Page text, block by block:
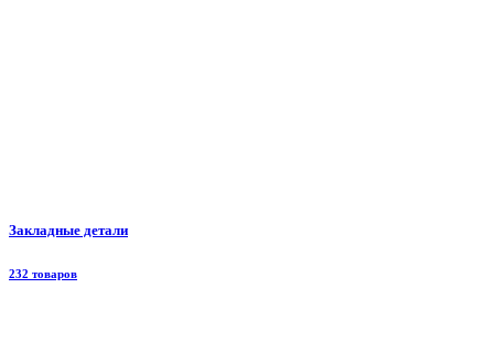
Закладные детали
232 товаров